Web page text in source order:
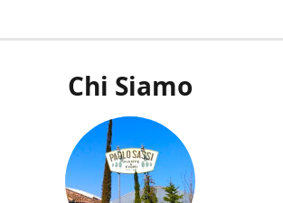
Chi Siamo